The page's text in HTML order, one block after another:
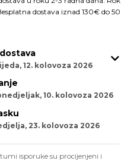
dostava iznad 130€ do 50
12. kolovoza 2026
10. kolovoza 2026
23. kolovoza 2026
isporuke su procijenjeni i